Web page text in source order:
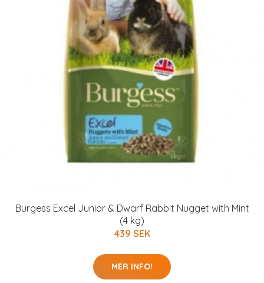
Burgess Excel Junior & Dwarf Rabbit Nugget with Mint
(4 kg)
439 SEK
MER INFO!